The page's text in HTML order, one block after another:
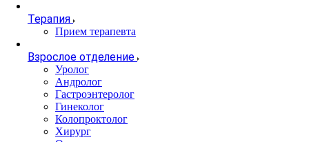
Терапия
Прием терапевта
Взрослое отделение
Уролог
Андролог
Гастроэнтеролог
Гинеколог
Колопроктолог
Хирург